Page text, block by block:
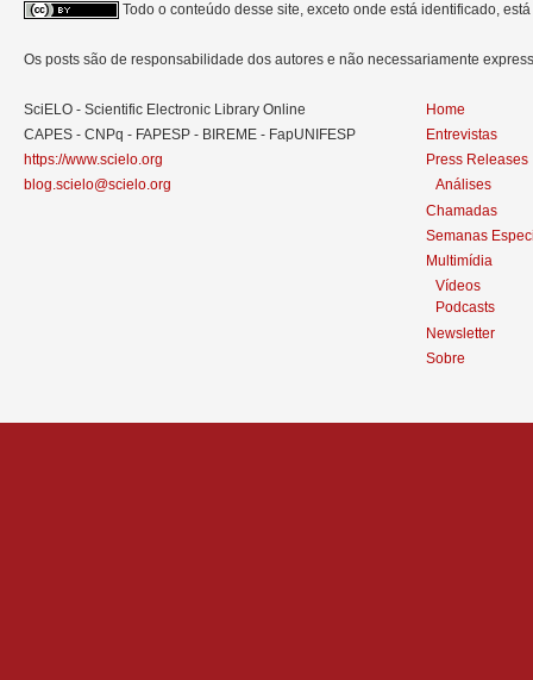
Todo o conteúdo desse site, exceto onde está identificado,
Os posts são de responsabilidade dos autores e não necessariamente
SciELO - Scientific Electronic Library Online
CAPES - CNPq - FAPESP - BIREME - FapUNIFESP
https://www.scielo.org
blog.scielo@scielo.org
Home
Entrevistas
Press Releases
Análises
Chamadas
Semanas
Multimídia
Vídeos
Podcasts
Newsletter
Sobre